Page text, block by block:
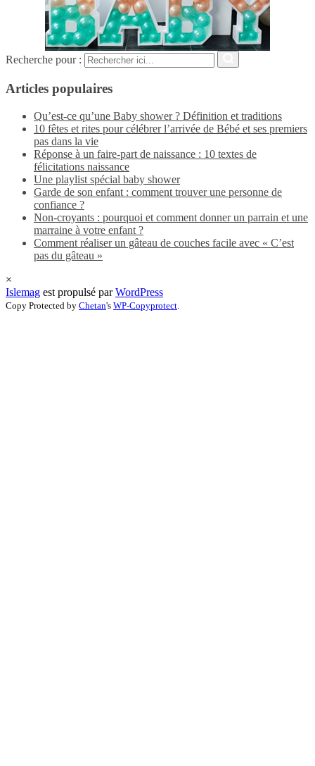
Recherche pour :
Articles populaires
Qu’est-ce qu’une Baby shower ? Définition et traditions
10 fêtes et rites pour célébrer l’arrivée de Bébé et ses premiers
pas dans la vie
Réponse à un faire-part de naissance : 10 textes de
félicitations naissance
Une playlist spécial baby shower
Garde de son enfant : comment trouver une personne de
confiance ?
Non-croyants : pourquoi et comment donner un parrain et une
marraine à votre enfant ?
Comment réaliser un gâteau de couches facile avec « C’est
pas du gâteau »
×
Islemag est propulsé parWordPress
Copy Protected by Chetan's WP-Copyprotect